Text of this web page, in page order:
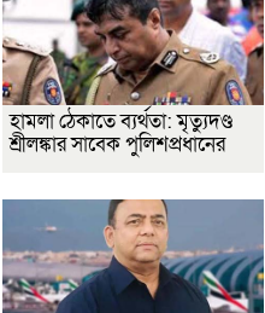
হামলা ঠেকাতে ব্যর্থতা: মৃত্যুদণ্ড
শ্রীলঙ্কার সাবেক পুলিশপ্রধানের